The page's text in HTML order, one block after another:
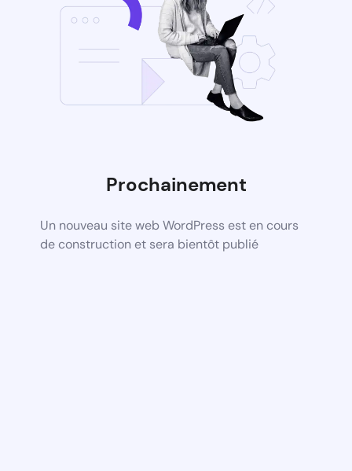
Prochainement
Un nouveau site web WordPress est en cours
de construction et sera bientôt publié